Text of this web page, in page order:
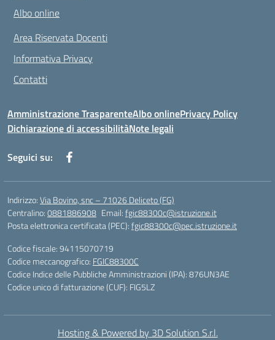
Albo online
Area Riservata Docenti
Informativa Privacy
Contatti
Amministrazione TrasparenteAlbo onlinePrivacy Policy
Dichiarazione di accessibilitàNote legali
Seguici su:
Indirizzo:Via Bovino, snc – 71026 Deliceto (FG)
Centralino:0881886908 Email:fgic88300c@istruzione.it
Posta elettronica certificata (PEC):fgic88300c@pec.istruzione.it
Codice fiscale: 94115070719
Codice meccanografico: FGIC88300C
Codice Indice delle Pubbliche Amministrazioni (IPA): 876UN3AE
Codice unico di fatturazione (CUF): FIG5LZ
Hosting & Powered by 3D Solution S.r.l.